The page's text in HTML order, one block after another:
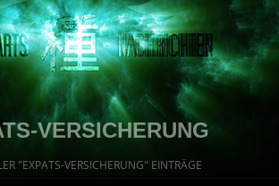
VERSICHERUNG
"EXPATS-VERSICHERUNG" EINTRÄGE